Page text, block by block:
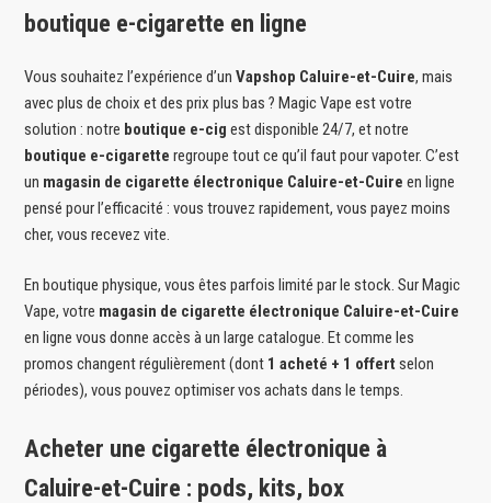
boutique e-cigarette en ligne
Vous souhaitez l’expérience d’unVapshop Caluire-et-Cuire, mais
avec plus de choix et des prix plus bas ? Magic Vape est votre
solution : notre boutique e-cig est disponible 24/7, et notre
boutique e-cigarette regroupe tout ce qu’il faut pour vapoter. C’est
un magasin de cigarette électronique Caluire-et-Cuire en ligne
pensé pour l’efficacité : vous trouvez rapidement, vous payez moins
cher, vous recevez vite.
En boutique physique, vous êtes parfois limité par le stock. Sur Magic
Vape, votre magasin de cigarette électronique Caluire-et-Cuire
en ligne vous donne accès à un large catalogue. Et comme les
promos changent régulièrement (dont 1 acheté + 1 offert selon
périodes), vous pouvez optimiser vos achats dans le temps.
Acheter une cigarette électronique à
Caluire-et-Cuire : pods, kits, box